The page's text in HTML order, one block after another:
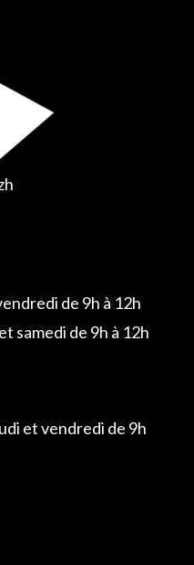
de 9h à 12h
samedi de 9h à 12h
et vendredi de 9h